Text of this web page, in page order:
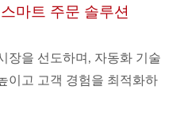
마트 주문 솔루션
장을 선도하며, 자동화 기술
이고 고객 경험을 최적화하